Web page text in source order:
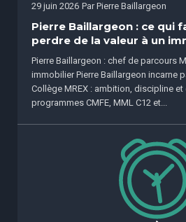
29 juin 2026 Par Pierre Baillargeon
Pierre Baillargeon : ce qui
perdre de la valeur à un
Pierre Baillargeon : chef de parcours
immobilier Pierre Baillargeon incarne
Collège MREX : ambition, discipline
programmes CMFE, MML C12 et...